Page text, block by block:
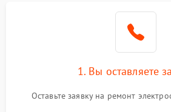
1. Вы оставляете
Оставьте заявку на ремонт